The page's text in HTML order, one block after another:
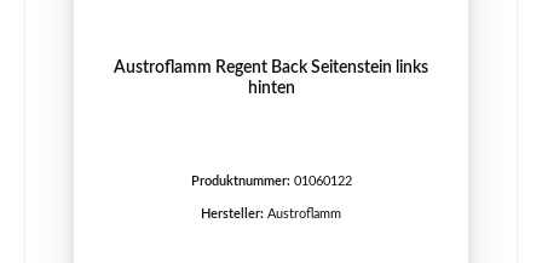
Austroflamm Regent Back Seitenstein links
hinten
Produktnummer: 01060122
Hersteller: Austroflamm